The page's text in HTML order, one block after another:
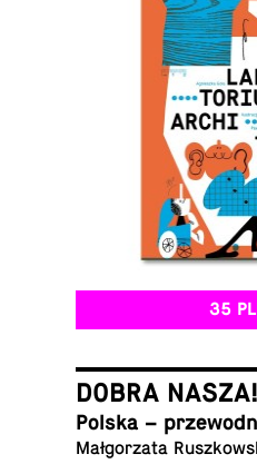
35
DOBRA NASZA!
Polska –
Mał­go­rza­ta